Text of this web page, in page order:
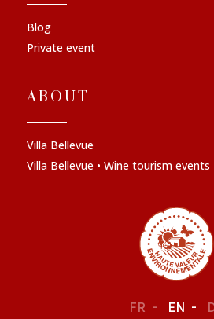
Blog
Private event
ABOUT
Villa Bellevue
Villa Bellevue • Wine tourism events
FR EN